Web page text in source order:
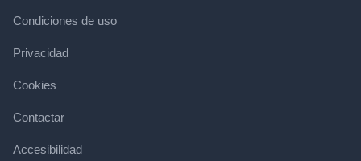
Condiciones de uso
Privacidad
Cookies
Contactar
Accesibilidad